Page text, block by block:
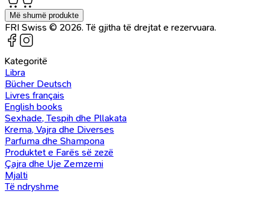
Më shumë produkte
FRI Swiss © 2026. Të gjitha të drejtat e rezervuara.
Kategoritë
Libra
Bücher Deutsch
Livres français
English books
Sexhade, Tespih dhe Pllakata
Krema, Vajra dhe Diverses
Parfuma dhe Shampona
Produktet e Farës së zezë
Çajra dhe Uje Zemzemi
Mjalti
Të ndryshme